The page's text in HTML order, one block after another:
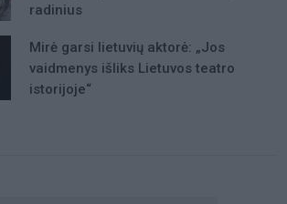
radinius
Mirė garsi lietuvių aktorė: „Jos
vaidmenys išliks Lietuvos teatro
istorijoje“